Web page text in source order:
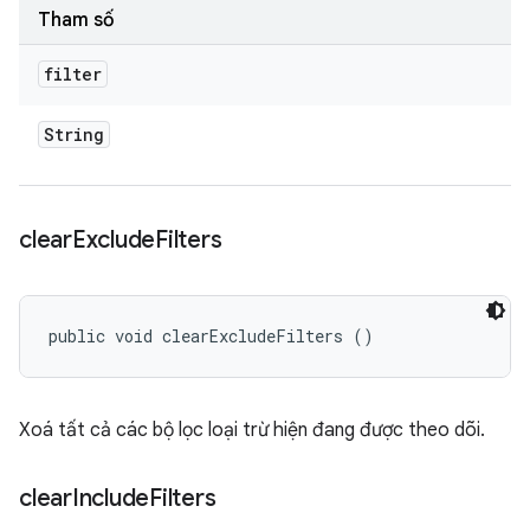
Tham số
filter
String
clearExcludeFilters
public void clearExcludeFilters ()
Xoá tất cả các bộ lọc loại trừ hiện đang được theo dõi.
clearIncludeFilters